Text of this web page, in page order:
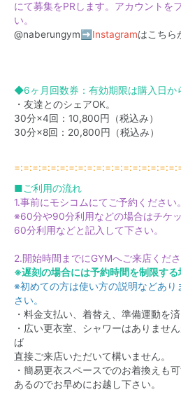
にて募集をPRします。アカウントを
い。
@naberungym➡ Instagramはこちら
◆6ヶ月回数券：有効期限は購入日か
・友達とのシェアOK。
30分×4回：10,800円（税込み）
30分×8回：20,800円（税込み）
■ご利用の流れ
1.事前にモシコムにてご予約ください。
※60分や90分利用などの場合はチケ
60分利用などと記入して下さい。
2.開始時間までにGYMへご来店くださ
※遅刻の場合には予約時間を制限する
※初めての方は使い方の説明などあり
さい。
・料金支払い、着替え、準備運動を
・広い更衣室、シャワーはありませ
ば
直接ご来店いただいて構いません。
・簡易更衣スペースでのお着換えも
あるのでお早めにお越し下さい。